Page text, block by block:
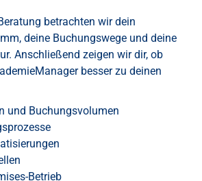
betrachten wir dein
deine Buchungswege und deine
Anschließend zeigen wir dir, ob
besser zu deinen
und Buchungsvolumen
Betrieb